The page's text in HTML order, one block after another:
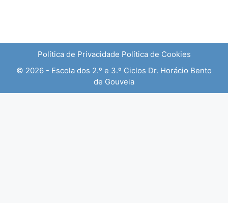
Política de Privacidade Política de Cookies
© 2026 - Escola dos 2.º e 3.º Ciclos Dr. Horácio Bento
de Gouveia